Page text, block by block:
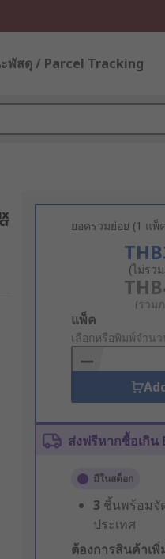
พัสดุ / Parcel Tracking
ยอดรวมย่อย (1 แ
(ไม่รว
(รวม
Add
to
Basket
แพ็ค
เลือกหรือพิมพ์จำน
ส่งฟรีหากซื้อเกิน
มีในสต็อก
3 ชิ้นพร้อมจั
ประเทศ
ต้องการสินค้าเ